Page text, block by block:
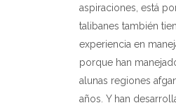
aspiraciones, está
talibanes también
experiencia en
porque han
alunas regiones
años. Y han